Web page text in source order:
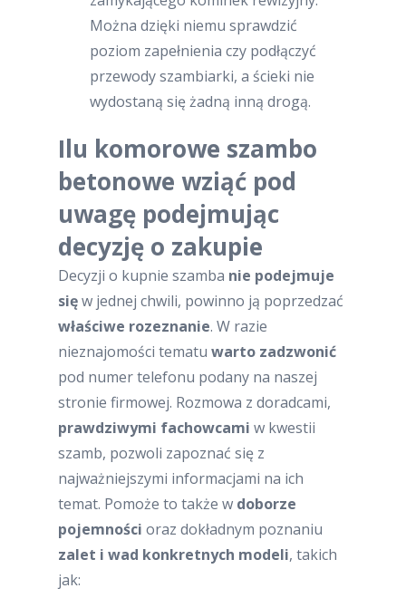
Można dzięki niemu sprawdzić
poziom zapełnienia czy podłączyć
przewody szambiarki, a ścieki nie
wydostaną się żadną inną drogą.
Ilu komorowe szambo
betonowe wziąć pod
uwagę podejmując
decyzję o zakupie
Decyzji o kupnie szamba nie podejmuje
sięw jednej chwili, powinno ją poprzedzać
właściwe rozeznanie. W razie
nieznajomości tematu warto zadzwonić
pod numer telefonu podany na naszej
stronie firmowej. Rozmowa z doradcami,
prawdziwymi fachowcami w kwestii
szamb, pozwoli zapoznać się z
najważniejszymi informacjami na ich
temat. Pomoże to także w doborze
pojemności oraz dokładnym poznaniu
zalet i wad konkretnych modeli, takich
jak: